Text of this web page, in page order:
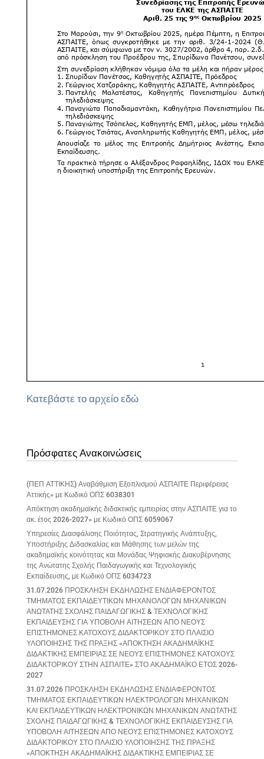
Κατεβάστε το αρχείο εδώ
Πρόσφατες Ανακοινώσεις
(ΠΕΠ ΑΤΤΙΚΗΣ) Αναβάθμιση Εξοπλισμού ΑΣΠΑΙΤΕ Περιφέρειας
Αττικής» με Κωδικό ΟΠΣ 6038301
Απόκτηση ακαδημαϊκής διδακτικής εμπειρίας στην ΑΣΠΑΙΤΕ για το
ακ. έτος 2026-2027» με Κωδικό ΟΠΣ 6059067
Υπηρεσίες Διασφάλισης Ποιότητας, Στρατηγικής Ανάπτυξης,
Υποστήριξης Διδασκαλίας και Μάθησης των μελών της
ακαδημαϊκής κοινότητας και Μονάδας Ψηφιακής Διακυβέρνησης
της Ανώτατης Σχολής Παιδαγωγικής και Τεχνολογικής
Εκπαίδευσης, με Κωδικό ΟΠΣ 6034723
31.07.2026 ΠΡΟΣΚΛΗΣΗ ΕΚΔΗΛΩΣΗΣ ΕΝΔΙΑΦΕΡΟΝΤΟΣ
ΤΜΗΜΑΤΟΣ ΕΚΠΑΙΔΕΥΤΙΚΩΝ ΜΗΧΑΝΟΛΟΓΩΝ ΜΗΧΑΝΙΚΩΝ
ΑΝΩΤΑΤΗΣ ΣΧΟΛΗΣ ΠΑΙΔΑΓΩΓΙΚΗΣ & ΤΕΧΝΟΛΟΓΙΚΗΣ
ΕΚΠΑΙΔΕΥΣΗΣ ΓΙΑ ΥΠΟΒΟΛΗ ΑΙΤΗΣΕΩΝ ΑΠΟ ΝΕΟΥΣ
ΕΠΙΣΤΗΜΟΝΕΣ ΚΑΤΟΧΟΥΣ ΔΙΔΑΚΤΟΡΙΚΟΥ ΣΤΟ ΠΛΑΙΣΙΟ
ΥΛΟΠΟΙΗΣΗΣ ΤΗΣ ΠΡΑΞΗΣ «ΑΠΟΚΤΗΣΗ ΑΚΑΔΗΜΑΪΚΗΣ
ΔΙΔΑΚΤΙΚΗΣ ΕΜΠΕΙΡΙΑΣ ΣΕ ΝΕΟΥΣ ΕΠΙΣΤΗΜΟΝΕΣ ΚΑΤΟΧΟΥΣ
ΔΙΔΑΚΤΟΡΙΚΟΥ ΣΤΗΝ ΑΣΠΑΙΤΕ» ΣΤΟ ΑΚΑΔΗΜΑΪΚΟ ΕΤΟΣ 2026-
2027
31.07.2026 ΠΡΟΣΚΛΗΣΗ ΕΚΔΗΛΩΣΗΣ ΕΝΔΙΑΦΕΡΟΝΤΟΣ
ΤΜΗΜΑΤΟΣ ΕΚΠΑΙΔΕΥΤΙΚΩΝ ΗΛΕΚΤΡΟΛΟΓΩΝ ΜΗΧΑΝΙΚΩΝ
ΚΑΙ ΕΚΠΑΙΔΕΥΤΙΚΩΝ ΗΛΕΚΤΡΟΝΙΚΩΝ ΜΗΧΑΝΙΚΩΝ ΑΝΩΤΑΤΗΣ
ΣΧΟΛΗΣ ΠΑΙΔΑΓΩΓΙΚΗΣ & ΤΕΧΝΟΛΟΓΙΚΗΣ ΕΚΠΑΙΔΕΥΣΗΣ ΓΙΑ
ΥΠΟΒΟΛΗ ΑΙΤΗΣΕΩΝ ΑΠΟ ΝΕΟΥΣ ΕΠΙΣΤΗΜΟΝΕΣ ΚΑΤΟΧΟΥΣ
ΔΙΔΑΚΤΟΡΙΚΟΥ ΣΤΟ ΠΛΑΙΣΙΟ ΥΛΟΠΟΙΗΣΗΣ ΤΗΣ ΠΡΑΞΗΣ
«ΑΠΟΚΤΗΣΗ ΑΚΑΔΗΜΑΪΚΗΣ ΔΙΔΑΚΤΙΚΗΣ ΕΜΠΕΙΡΙΑΣ ΣΕ